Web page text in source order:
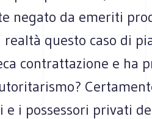
negato da emeriti
questo caso di
contrattazione e ha
e i possessori privati